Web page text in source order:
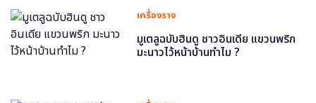
เครื่องราง
มูเตลูฉบับฮินดู ชาวอินเดีย แขวนพริก
มะนาวไว้หน้าบ้านทำไม ?